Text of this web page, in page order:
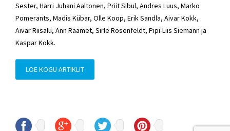
Sester, Harri Juhani Aaltonen, Priit Sibul, Andres Luus, Marko
Pomerants, Madis Kübar, Olle Koop, Erik Sandla, Aivar Kokk,
Aivar Riisalu, Ann Räämet, Sirle Rosenfeldt, Pipi-Liis Siemann ja
Kaspar Kokk.
LOE KOGU ARTIKLIT